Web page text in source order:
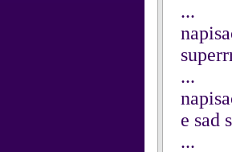
...
...
e sad
...